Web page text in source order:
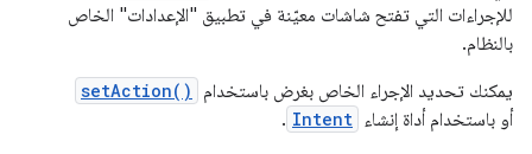
للإجراءات التي تفتح شاشات معيّنة في تطبيق "الإعدادات" الخاص
بالنظام.
يمكنك تحديد الإجراء الخاص بغرض باستخدام
setAction()
أو باستخدام أداة إنشاء Intent
.